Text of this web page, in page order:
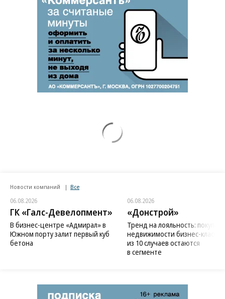
Новости компаний Все
06.08.2026
ГК «Галс-Девелопмент»
В бизнес-центре «Адмирал» в
Южном порту залит первый куб
бетона
06.08.2026
«Донстрой»
Тренд на лояльность:
недвижимости бизнес-класса
из 10 случаев остаются
в сегменте